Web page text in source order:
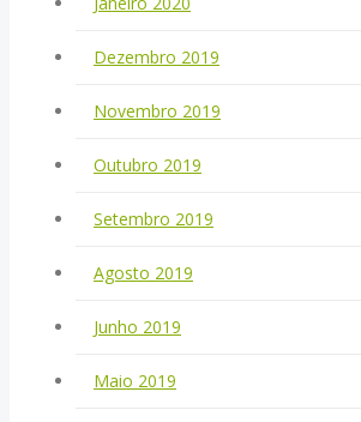
Dezembro 2019
Novembro 2019
Outubro 2019
Setembro 2019
Agosto 2019
Junho 2019
Maio 2019